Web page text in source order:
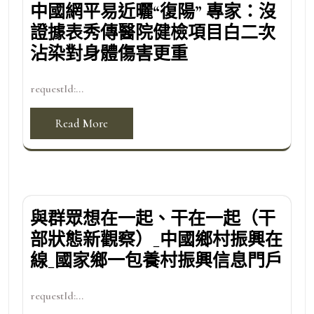
中國網平易近曬“復陽” 專家：沒
證據表秀傳醫院健檢項目白二次
沾染對身體傷害更重
requestId:...
Read More
與群眾想在一起、干在一起（干
部狀態新觀察）_中國鄉村振興在
線_國家鄉一包養村振興信息門戶
requestId:...